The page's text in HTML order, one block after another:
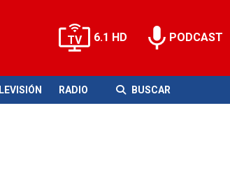
6.1 HD PODCAST
RADIO BUSCAR